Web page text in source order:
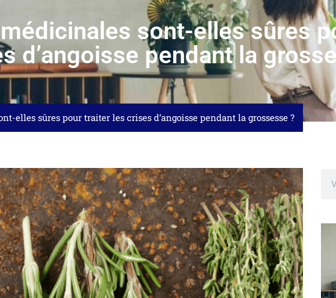
sont-elles sûres
d’angoisse pendant la
elles sûres pour traiter les crises d’angoisse pendant la grossesse ?